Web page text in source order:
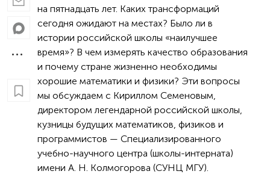
на пятнадцать лет. Каких трансформаций
сегодня ожидают на местах? Было ли в
истории российской школы «наилучшее
время»? В чем измерять качество образования
и почему стране жизненно необходимы
хорошие математики и физики? Эти вопросы
мы обсуждаем с Кириллом Семеновым,
директором легендарной российской школы,
кузницы будущих математиков, физиков и
программистов — Специализированного
учебно-научного центра (школы-интерната)
имени А. Н. Колмогорова (СУНЦ МГУ).